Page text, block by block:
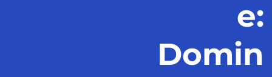
e:
Domin